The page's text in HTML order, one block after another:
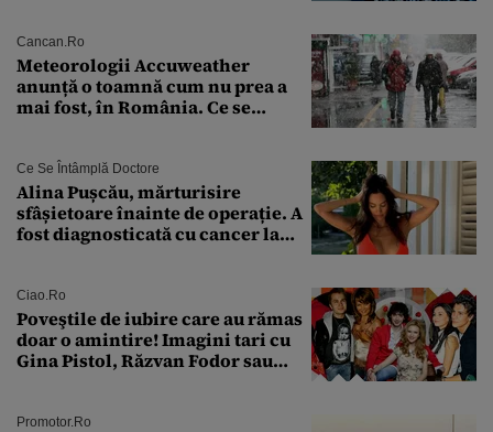
Cancan.ro
Meteorologii Accuweather
anunță o toamnă cum nu prea a
mai fost, în România. Ce se
București. Pe ce dată ninge
Ce Se Întâmplă Doctore
Alina Pușcău, mărturisire
sfâșietoare înainte de operație. A
fost diagnosticată cu cancer la
îmi salvez viața”
Ciao.ro
Poveştile de iubire care au rămas
doar o amintire! Imagini tari cu
Gina Pistol, Răzvan Fodor sau
Promotor.ro